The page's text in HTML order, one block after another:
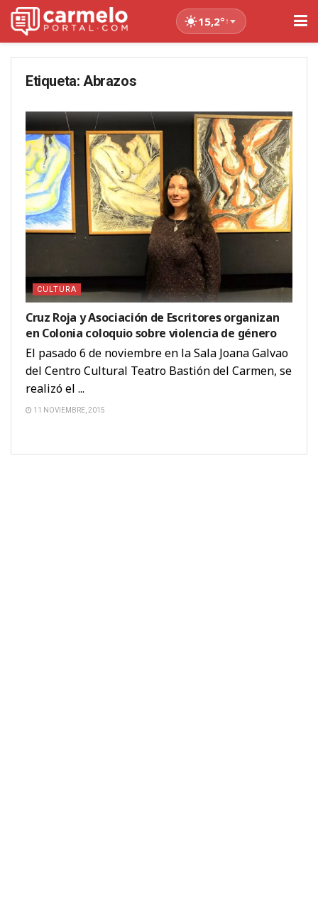
15,2°↑
Etiqueta: Abrazos
CULTURA
Cruz Roja y Asociación de Escritores organizan
en Colonia coloquio sobre violencia de género
El pasado 6 de noviembre en la Sala Joana Galvao
del Centro Cultural Teatro Bastión del Carmen, se
realizó el ...
11 NOVIEMBRE, 2015